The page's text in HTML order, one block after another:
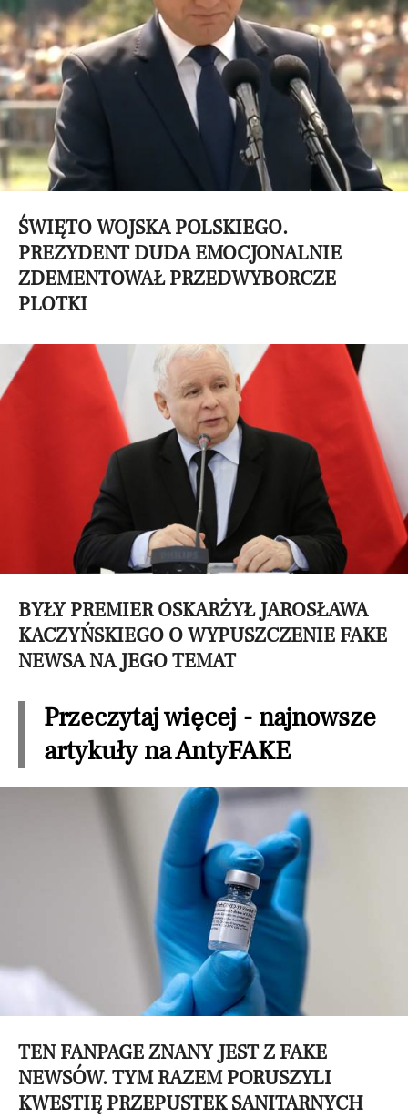
ŚWIĘTO WOJSKA POLSKIEGO.
PREZYDENT DUDA EMOCJONALNIE
ZDEMENTOWAŁ PRZEDWYBORCZE
PLOTKI
BYŁY PREMIER OSKARŻYŁ JAROSŁAWA
KACZYŃSKIEGO O WYPUSZCZENIE FAKE
NEWSA NA JEGO TEMAT
Przeczytaj więcej - najnowsze
artykuły na AntyFAKE
TEN FANPAGE ZNANY JEST Z FAKE
NEWSÓW. TYM RAZEM PORUSZYLI
KWESTIĘ PRZEPUSTEK SANITARNYCH